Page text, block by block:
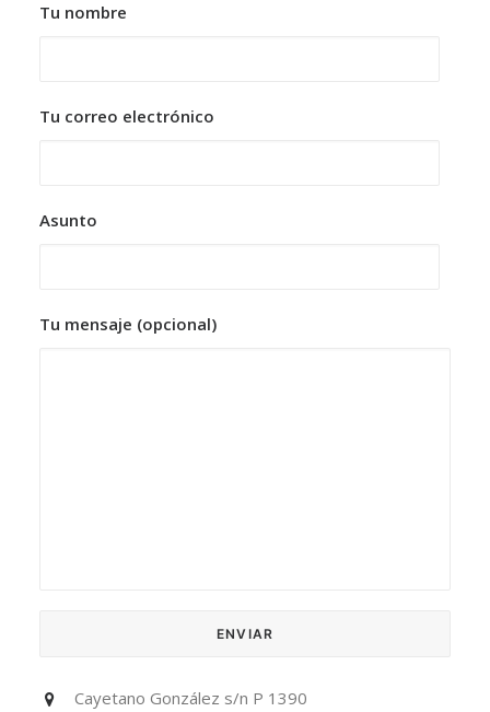
Tu nombre
Tu correo electrónico
Asunto
Tu mensaje (opcional)
Cayetano González s/n P 1390